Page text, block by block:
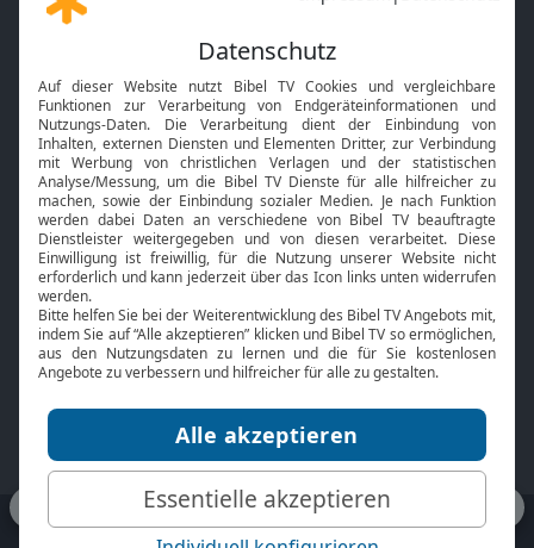
Gott und Bibel erklärt
Neuigkeiten
Mobile App
Smart TV
HbbTV
Bibelthek Online-Bibel
Nächster Gottesdienst
Bibel TV
Über uns
Jobs
Mediadaten
Service
Kontakt
TV-Empfang
bibeltv.de: Impressum
Datenschutz